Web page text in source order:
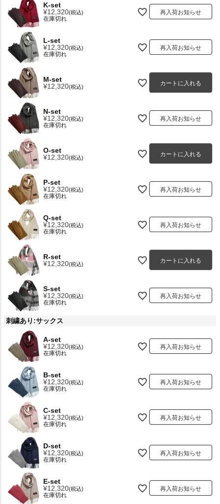
K-set
¥12,320 税込
在庫切れ
再入荷お知らせ
L-set
¥12,320 税込
在庫切れ
再入荷お知らせ
M-set
¥12,320 税込 カートに入れる
N-set
¥12,320 税込
在庫切れ
再入荷お知らせ
O-set
¥12,320 税込 カートに入れる
P-set
¥12,320 税込
在庫切れ
再入荷お知らせ
Q-set
¥12,320 税込
在庫切れ
再入荷お知らせ
R-set
¥12,320 税込 カートに入れる
S-set
¥12,320 税込
在庫切れ
再入荷お知らせ
刺繍あり:サックス
A-set
¥12,320 税込
在庫切れ
再入荷お知らせ
B-set
¥12,320 税込
在庫切れ
再入荷お知らせ
C-set
¥12,320 税込
在庫切れ
再入荷お知らせ
D-set
¥12,320 税込
在庫切れ
再入荷お知らせ
E-set
¥12,320 税込
在庫切れ
再入荷お知らせ